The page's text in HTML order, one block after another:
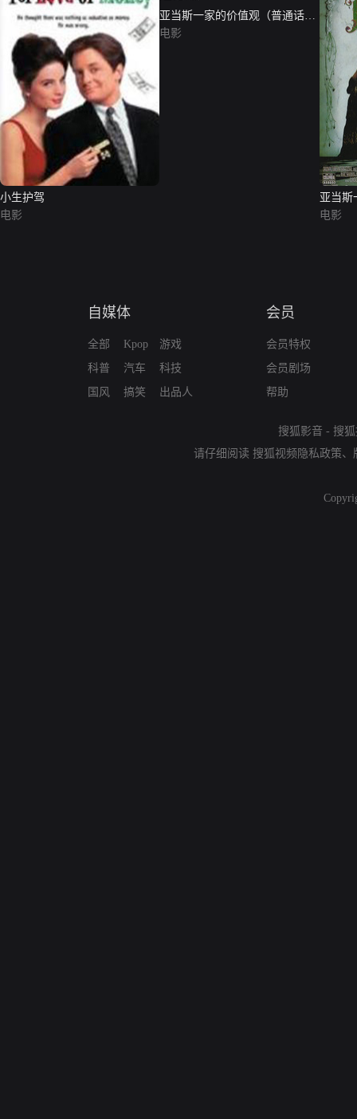
小生护驾
电影
亚当斯一家的价值观（普通话
版）
电影
亚当斯
电影
自媒体
全部
科普
国风
Kpop
汽车
搞笑
游戏
科技
出品人
会员
会员特权
会员剧场
帮助
搜狐影音 - 搜
请仔细阅读 搜狐视频隐私政策、